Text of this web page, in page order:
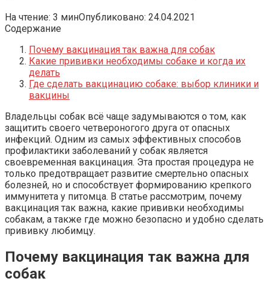
На чтение: 3 минОпубликовано: 24.04.2021
Содержание
Почему вакцинация так важна для собак
Какие прививки необходимы собаке и когда их
делать
Где сделать вакцинацию собаке: выбор клиники и
вакцины
Владельцы собак всё чаще задумываются о том, как
защитить своего четвероногого друга от опасных
инфекций. Одним из самых эффективных способов
профилактики заболеваний у собак является
своевременная вакцинация. Эта простая процедура не
только предотвращает развитие смертельно опасных
болезней, но и способствует формированию крепкого
иммунитета у питомца. В статье рассмотрим, почему
вакцинация так важна, какие прививки необходимы
собакам, а также где можно безопасно и удобно сделать
прививку любимцу.
Почему вакцинация так важна для
собак